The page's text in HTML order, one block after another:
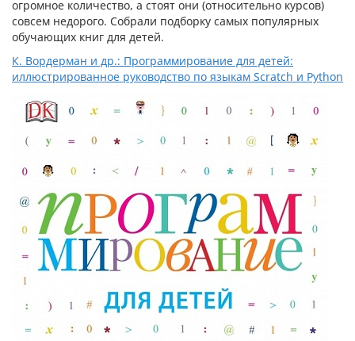
огромное количество, а стоят они (относительно курсов)
совсем недорого. Собрали подборку самых популярных
обучающих книг для детей.
К. Вордерман и др.: Программирование для детей:
иллюстрированное руководство по языкам Scratch и Python